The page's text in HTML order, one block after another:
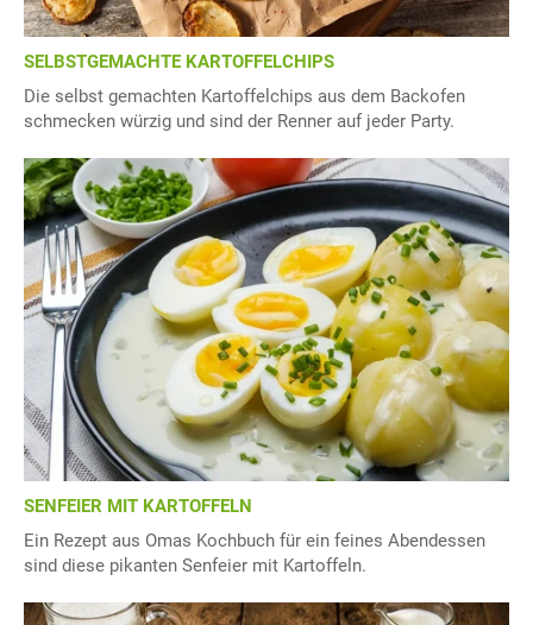
SELBSTGEMACHTE KARTOFFELCHIPS
Die selbst gemachten Kartoffelchips aus dem Backofen
schmecken würzig und sind der Renner auf jeder Party.
SENFEIER MIT KARTOFFELN
Ein Rezept aus Omas Kochbuch für ein feines Abendessen
sind diese pikanten Senfeier mit Kartoffeln.